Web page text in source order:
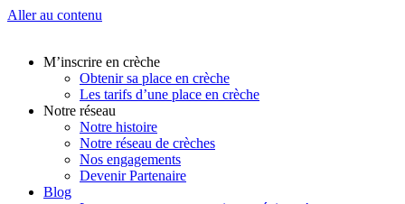
Aller au contenu
M’inscrire en crèche
Obtenir sa place en crèche
Les tarifs d’une place en crèche
Notre réseau
Notre histoire
Notre réseau de crèches
Nos engagements
Devenir Partenaire
Blog